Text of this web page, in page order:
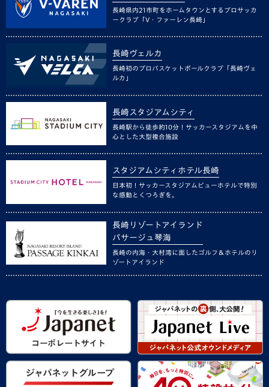
長崎県内21市町をホームタウンとするプロサッカ
ークラブ「V・ファーレン長崎」
長崎ヴェルカ
長崎初のプロバスケットボールクラブ「長崎ヴェ
ルカ」
長崎スタジアムシティ
長崎駅から徒歩約10分！サッカースタジアムを中
心とした大型複合施設
スタジアムシティホテル長崎
日本初！サッカースタジアムビューホテルで特別
な感動とくつろぎを。
長崎リゾートアイランド
パサージュ琴海
長崎の内海・大村湾に面したゴルフ＆ホテルのリ
ゾートアイランド